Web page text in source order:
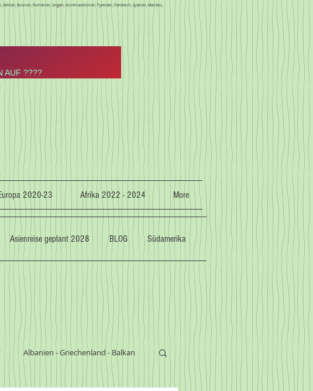
Bosnien, Rumänien, Ungarn, Nordmazedonien, Pyrenäen, Frankreich, Spanien, Marokko,
AUF ????
2020-23 Afrika 2022 - 2024 More
Asienreise geplant 2028 BLOG Südamerika
Albanien - Griechenland - Balkan